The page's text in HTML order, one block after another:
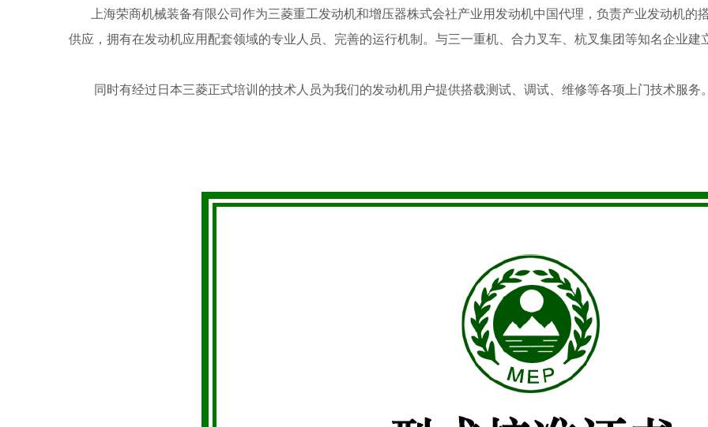
上海荣商机械装备有限公司作为三菱重工发动机和增压器株式会社产业用发动机中国代理，负责产业发动机的
供应，拥有在发动机应用配套领域的专业人员、完善的运行机制。与三一重机、合力叉车、杭叉集团等知名企业建
同时有经过日本三菱正式培训的技术人员为我们的发动机用户提供搭载测试、调试、维修等各项上门技术服务